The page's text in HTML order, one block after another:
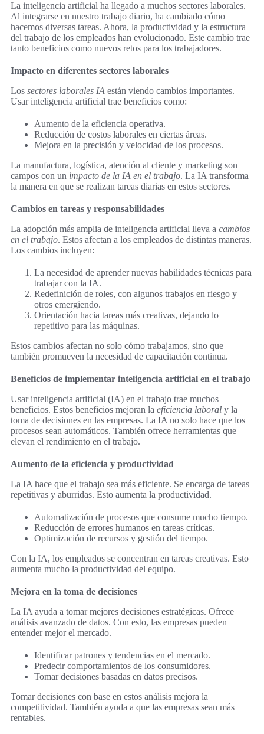
La inteligencia artificial ha llegado a muchos sectores laborales.
Al integrarse en nuestro trabajo diario, ha cambiado cómo
hacemos diversas tareas. Ahora, la productividad y la estructura
del trabajo de los empleados han evolucionado. Este cambio trae
tanto beneficios como nuevos retos para los trabajadores.
Impacto en diferentes sectores laborales
Los sectores laborales IA están viendo cambios importantes.
Usar inteligencia artificial trae beneficios como:
Aumento de la eficiencia operativa.
Reducción de costos laborales en ciertas áreas.
Mejora en la precisión y velocidad de los procesos.
La manufactura, logística, atención al cliente y marketing son
campos con un impacto de la IA en el trabajo. La IA transforma
la manera en que se realizan tareas diarias en estos sectores.
Cambios en tareas y responsabilidades
La adopción más amplia de inteligencia artificial lleva a cambios
en el trabajo. Estos afectan a los empleados de distintas maneras.
Los cambios incluyen:
La necesidad de aprender nuevas habilidades técnicas para
trabajar con la IA.
Redefinición de roles, con algunos trabajos en riesgo y
otros emergiendo.
Orientación hacia tareas más creativas, dejando lo
repetitivo para las máquinas.
Estos cambios afectan no solo cómo trabajamos, sino que
también promueven la necesidad de capacitación continua.
Beneficios de implementar inteligencia artificial en el trabajo
Usar inteligencia artificial (IA) en el trabajo trae muchos
beneficios. Estos beneficios mejoran la eficiencia laboral y la
toma de decisiones en las empresas. La IA no solo hace que los
procesos sean automáticos. También ofrece herramientas que
elevan el rendimiento en el trabajo.
Aumento de la eficiencia y productividad
La IA hace que el trabajo sea más eficiente. Se encarga de tareas
repetitivas y aburridas. Esto aumenta la productividad.
Automatización de procesos que consume mucho tiempo.
Reducción de errores humanos en tareas críticas.
Optimización de recursos y gestión del tiempo.
Con la IA, los empleados se concentran en tareas creativas. Esto
aumenta mucho la productividad del equipo.
Mejora en la toma de decisiones
La IA ayuda a tomar mejores decisiones estratégicas. Ofrece
análisis avanzado de datos. Con esto, las empresas pueden
entender mejor el mercado.
Identificar patrones y tendencias en el mercado.
Predecir comportamientos de los consumidores.
Tomar decisiones basadas en datos precisos.
Tomar decisiones con base en estos análisis mejora la
competitividad. También ayuda a que las empresas sean más
rentables.